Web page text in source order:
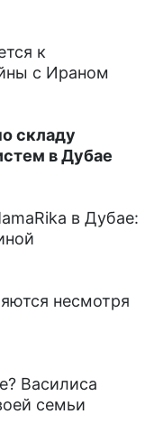
к
с Ираном
складу
в Дубае
в Дубае:
несмотря
Василиса
семьи